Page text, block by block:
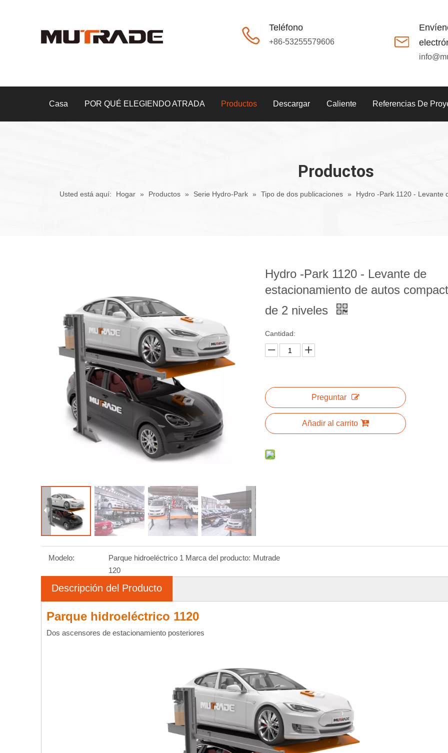
Teléfono
+86-53255579606
Casa POR QUÉ ELEGIENDO ATRADA Productos Descargar Caliente Referencias De
Productos
Usted está aquí: Hogar » Productos » Serie Hydro-Park » Tipo de dos publicaciones » Hydro -Park 1120 - Levante
Hydro -Park 1120 - Levante de
estacionamiento de autos
de 2 niveles
Cantidad:
Preguntar
Añadir al carrito
Modelo:
Parque hidroeléctrico 1
120
Marca del producto: Mutrade
Descripción del Producto
Parque hidroeléctrico 1120
Dos ascensores de estacionamiento posteriores